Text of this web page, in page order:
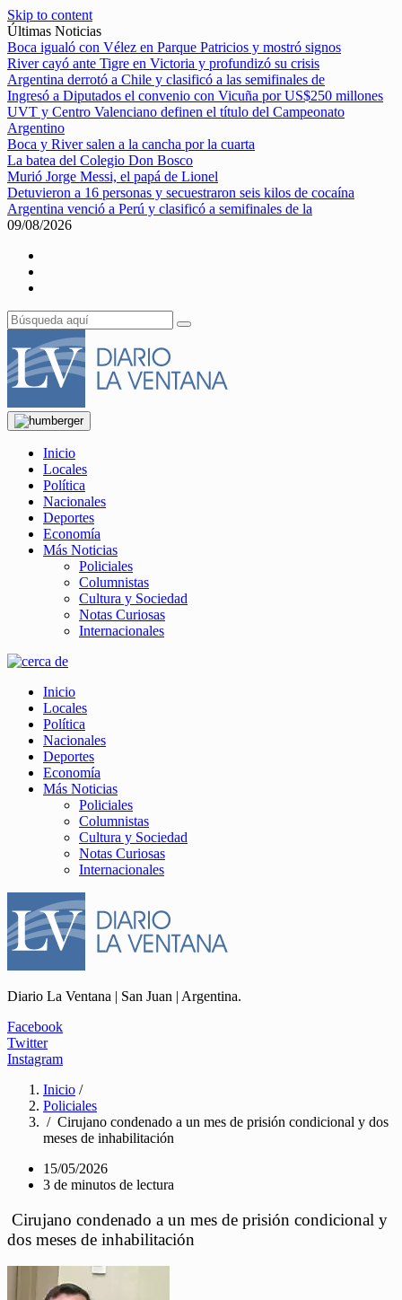
Skip to content
Últimas Noticias
Boca igualó con Vélez en Parque Patricios y mostró signos
River cayó ante Tigre en Victoria y profundizó su crisis
Argentina derrotó a Chile y clasificó a las semifinales de
Ingresó a Diputados el convenio con Vicuña por US$250 millones
UVT y Centro Valenciano definen el título del Campeonato
Argentino
Boca y River salen a la cancha por la cuarta
La batea del Colegio Don Bosco
Murió Jorge Messi, el papá de Lionel
Detuvieron a 16 personas y secuestraron seis kilos de cocaína
Argentina venció a Perú y clasificó a semifinales de la
09/08/2026
Inicio
Locales
Política
Nacionales
Deportes
Economía
Más Noticias
Policiales
Columnistas
Cultura y Sociedad
Notas Curiosas
Internacionales
Inicio
Locales
Política
Nacionales
Deportes
Economía
Más Noticias
Policiales
Columnistas
Cultura y Sociedad
Notas Curiosas
Internacionales
Diario La Ventana | San Juan | Argentina.
Facebook
Twitter
Instagram
Inicio /
Policiales
/ Cirujano condenado a un mes de prisión condicional y dos
meses de inhabilitación
15/05/2026
3 de minutos de lectura
Cirujano condenado a un mes de prisión condicional y
dos meses de inhabilitación